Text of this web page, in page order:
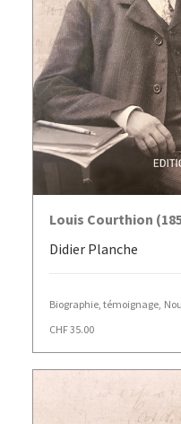
Louis Courthion
Didier Planche
Biographie, témoignage,
CHF35.00